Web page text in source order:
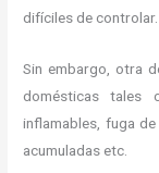
difíciles de controlar.
Sin embargo, otra
domésticas tales
inflamables, fuga
acumuladas etc.